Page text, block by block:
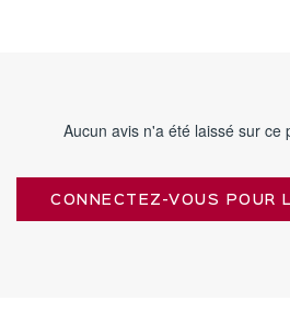
Aucun avis n'a été laissé sur ce
CONNECTEZ-VOUS POUR